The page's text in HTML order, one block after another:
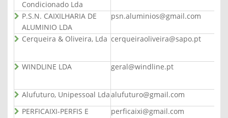
Condicionado Lda
P.S.N. CAIXILHARIA DE
ALUMINIO LDA
psn.aluminios@gmail.com
Cerqueira & Oliveira, Lda cerqueiraoliveira@sapo.pt
WINDLINE LDA geral@windline.pt
Alufuturo, Unipessoal Ldaalufuturo@gmail.com
PERFICAIXI-PERFIS E
perficaixi@gmail.com